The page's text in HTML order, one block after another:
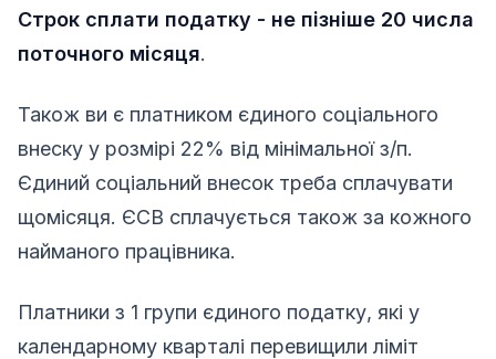
Строк сплати податку - не пізніше 20 числа
поточного місяця.
Також ви є платником єдиного соціального
внеску у розмірі 22% від мінімальної з/п.
Єдиний соціальний внесок треба сплачувати
щомісяця. ЄСВ сплачується також за кожного
найманого працівника.
Платники з 1 групи єдиного податку, які у
календарному кварталі перевищили ліміт